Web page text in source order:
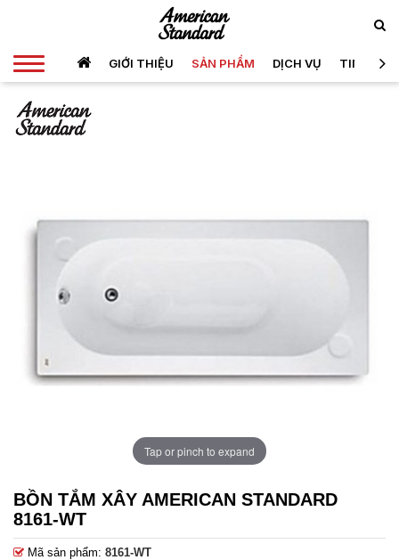
GIỚI THIỆU SẢN PHẨM DỊCH VỤ TIN TỨC
Tap or pinch to expand
BỒN TẮM XÂY AMERICAN STANDARD
8161-WT
Mã sản phẩm: 8161-WT